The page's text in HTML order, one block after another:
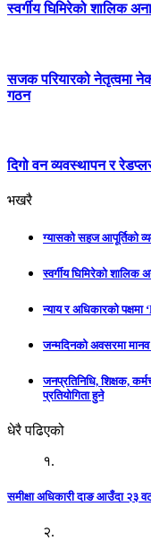
स्वर्गीय घिमिरेको शालिक
सजक परियारको नेतृत्वमा
गठन
दिगो वन व्यवस्थापन र
भखरै
ग्यासको सहज आपूर्तिको
स्वर्गीय घिमिरेको शालिक
न्याय र अधिकारको
जन्मदिनको अवसरमा
जनप्रतिनिधि, शिक्षक,
प्रतियोगिता हुने
धेरै पढिएको
१.
समीक्षा अधिकारी दाङ आउँदा २३
२.